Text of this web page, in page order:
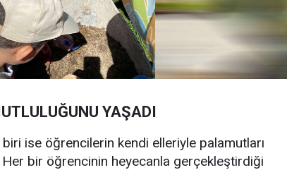
YAŞADI
biri ise öğrencilerin kendi elleriyle palamutları
bir öğrencinin heyecanla gerçekleştirdiği